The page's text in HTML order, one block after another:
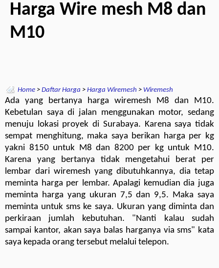
Harga Wire mesh M8 dan
M10
Home > Daftar Harga > Harga Wiremesh > Wiremesh
Ada yang bertanya harga wiremesh M8 dan M10.
Kebetulan saya di jalan menggunakan motor, sedang
menuju lokasi proyek di Surabaya. Karena saya tidak
sempat menghitung, maka saya berikan harga per kg
yakni 8150 untuk M8 dan 8200 per kg untuk M10.
Karena yang bertanya tidak mengetahui berat per
lembar dari wiremesh yang dibutuhkannya, dia tetap
meminta harga per lembar. Apalagi kemudian dia juga
meminta harga yang ukuran 7,5 dan 9,5. Maka saya
meminta untuk sms ke saya. Ukuran yang diminta dan
perkiraan jumlah kebutuhan. "Nanti kalau sudah
sampai kantor, akan saya balas harganya via sms" kata
saya kepada orang tersebut melalui telepon.